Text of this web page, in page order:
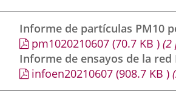
Informe de partículas PM10
pm1020210607 (70.7 KB) (2
Informe de ensayos de la red
infoen20210607 (908.7 KB)